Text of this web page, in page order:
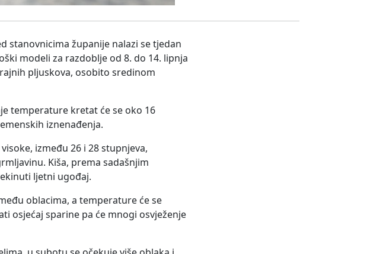
stanovnicima županije nalazi se tjedan
modeli za razdoblje od 8. do 14. lipnja
pljuskova, osobito sredinom
temperature kretat će se oko 16
iznenađenja.
između 26 i 28 stupnjeva,
Kiša, prema sadašnjim
ljetni ugođaj.
oblacima, a temperature će se
osjećaj sparine pa će mnogi osvježenje